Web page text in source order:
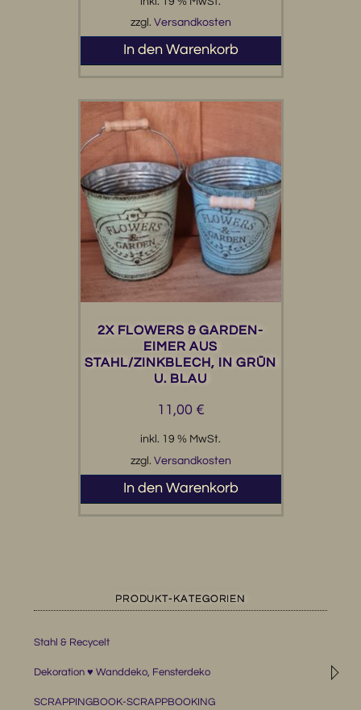
zzgl. Versandkosten
In den Warenkorb
2X FLOWERS & GARDEN-
EIMER AUS
STAHL/ZINKBLECH, IN GRÜN
U. BLAU
11,00 €
inkl. 19 % MwSt.
zzgl. Versandkosten
In den Warenkorb
PRODUKT-KATEGORIEN
Stahl & Recycelt
◹
Dekoration ♥ Wanddeko, Fensterdeko
SCRAPPINGBOOK-SCRAPPBOOKING